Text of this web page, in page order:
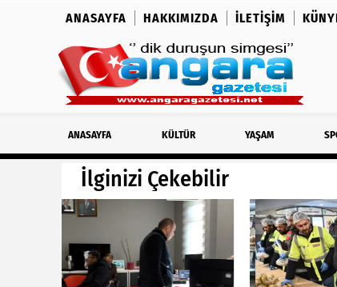
ANASAYFA HAKKIMIZDA İLETIŞIM
ANASAYFA KÜLTÜR YAŞAM
İlginizi Çekebilir